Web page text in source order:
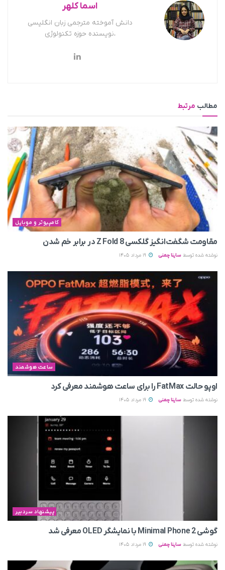
اسما کلهر
دانش آموخته مترجمی زبان انگلیسی
،نویسنده حوزه تکنولوژی
مطالب مرتبط
کامپیوتر و موبایل
مقاومت شگفت‌انگیز گلکسی Z Fold 8 در برابر خم شدن
نوشته شده توسط ساینا چمنی
ساعت هوشمند
اوپو حالت FatMax را برای ساعت هوشمند معرفی کرد
نوشته شده توسط ساینا چمنی
پیشنهاد سردبیر
گوشی Minimal Phone 2 با نمایشگر OLED معرفی شد
نوشته شده توسط ساینا چمنی